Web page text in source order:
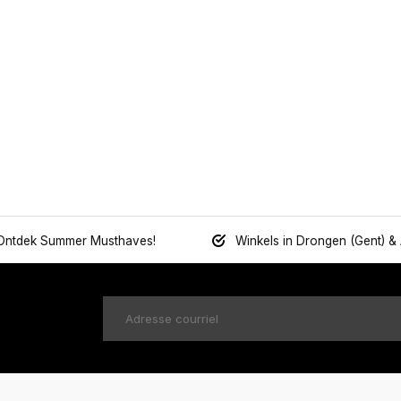
Summer Musthaves! Winkels in Drongen (Gent)